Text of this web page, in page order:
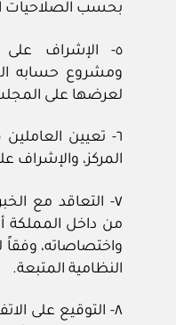
بحسب الصلاحيات
٥- الإشراف على
ومشروع حسابه
لعرضها على
٦- تعيين
المركز، والإشراف
٧- التعاقد مع
من داخل المملكة
واختصاصاته، وفقاً
النظامية المتبعة.
٨- التوقيع على